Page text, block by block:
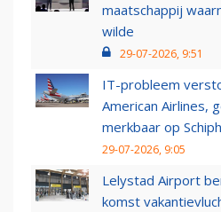
maatschappij
wilde
29-07-2026, 9:51
IT-probleem
American Airlines,
merkbaar op
29-07-2026, 9:05
Lelystad Airport
komst